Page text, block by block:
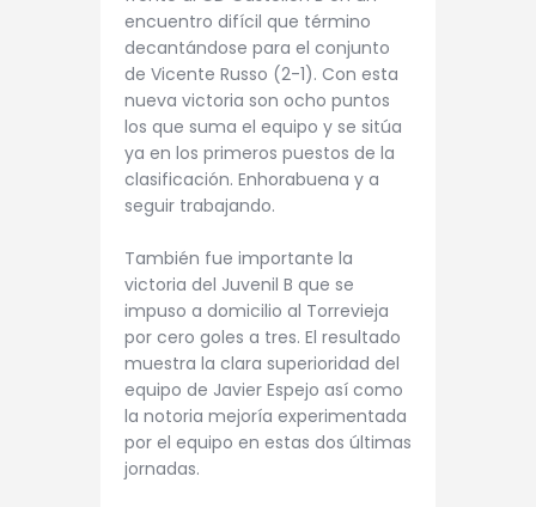
encuentro difícil que término
decantándose para el conjunto
de Vicente Russo (2-1). Con esta
nueva victoria son ocho puntos
los que suma el equipo y se sitúa
ya en los primeros puestos de la
clasificación. Enhorabuena y a
seguir trabajando.
También fue importante la
victoria del Juvenil B que se
impuso a domicilio al Torrevieja
por cero goles a tres. El resultado
muestra la clara superioridad del
equipo de Javier Espejo así como
la notoria mejoría experimentada
por el equipo en estas dos últimas
jornadas.